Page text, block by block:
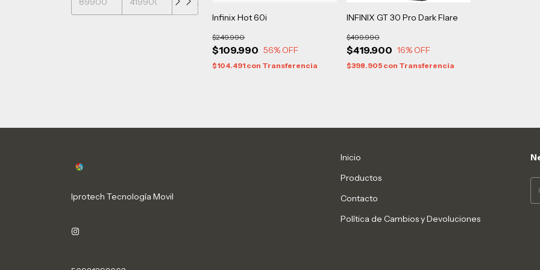
Infinix Hot 60i
$109.990
$249.990
56% OFF
$104.491 con Transferencia
INFINIX GT 30 Pro Dark Flare
$419.900
$499.990
16% OFF
$398.905 con Transferencia
Iprotech Tecnología Movil
Inicio
Productos
Contacto
Política de Cambios y Devoluciones